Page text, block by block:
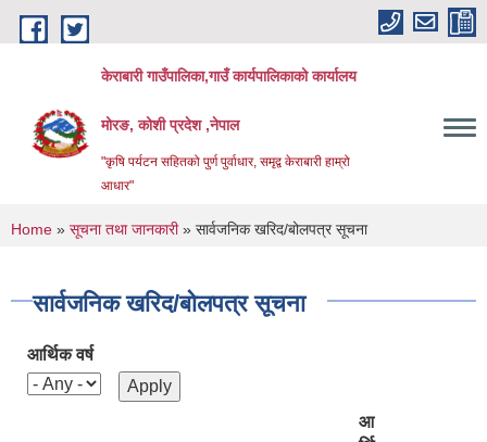
Skip to main content
केराबारी गाउँपालिका,गाउँ कार्यपालिकाको कार्यालय
मोरङ, कोशी प्रदेश ,नेपाल
"कृषि पर्यटन सहितको पुर्ण पुर्वाधार, समृद्व केराबारी हाम्रो
आधार"
You are here
Home » सूचना तथा जानकारी» सार्वजनिक खरिद/बोलपत्र सूचना
सार्वजनिक खरिद/बोलपत्र सूचना
आर्थिक वर्ष
आ